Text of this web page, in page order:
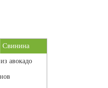
Свинина
авокадо